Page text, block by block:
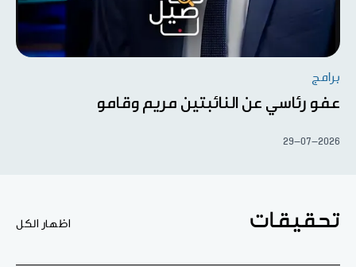
برامج
عفو رئاسي عن النائبتين مريم وقامو
29-07-2026
تحقيقات اظهار الكل